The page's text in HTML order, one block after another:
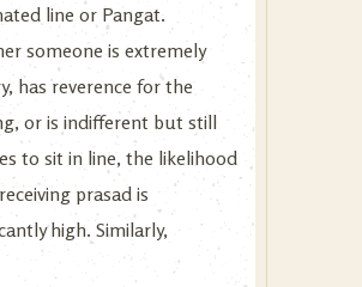
line or Pangat.
someone is extremely
has reverence for the
or is indifferent but still
to sit in line, the likelihood
prasad is
high. Similarly,